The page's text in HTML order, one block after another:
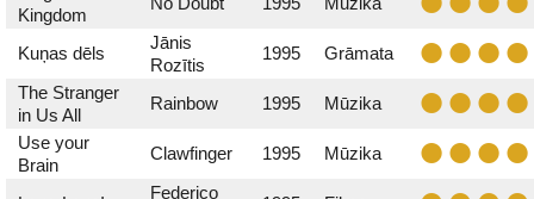
Kingdom
Kuņas dēls
Jānis
Rozītis
1995
Grāmata
The Stranger
in Us All
Rainbow 1995
Mūzika
Use your
Brain
Clawfinger 1995 Mūzika
Federico